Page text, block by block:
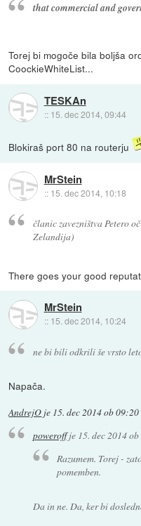
that commercial and
Torej bi mogoče bila boljša
CoockieWhiteList...
TESKAn
:: 15. dec 2014, 09:44
Blokiraš port 80 na routerju
MrStein
:: 15. dec 2014, 10:18
članic zavezništva Petero
Zelandija)
There goes your good
MrStein
:: 15. dec 2014, 10:24
ne bi bili odkrili še vrsto
Napača.
AndrejO je 15. dec 2014 ob 09:20
poweroffje 15. dec 2014
Razumem. Torej -
pomemben.
Da in ne. Da, ker bi